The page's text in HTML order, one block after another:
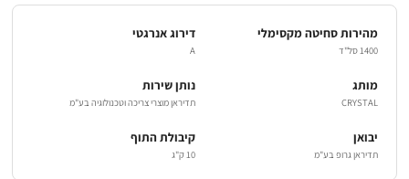
מהירות סחיטה מקסימלי
1400 סל"ד
דירוג אנרגטי
A
מותג
CRYSTAL
נותן שירות
תדיראן מוצרי צריכה וטכנולוגיה בע"מ
יבואן
תדיראן גרופ בע"מ
קיבולת התוף
10 ק"ג